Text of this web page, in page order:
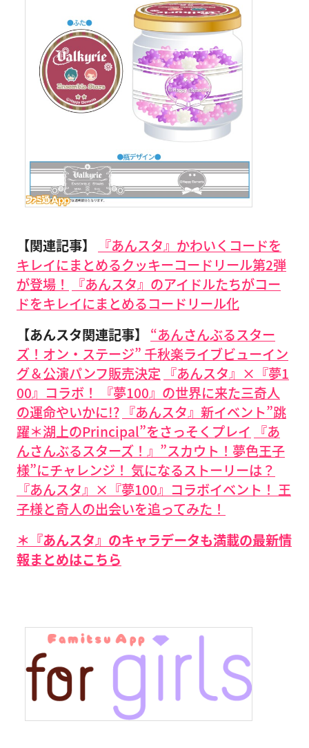
【関連記事】
『あんスタ』かわいくコードを
キレイにまとめるクッキーコードリール第2弾
が登場！
『あんスタ』のアイドルたちがコー
ドをキレイにまとめるコードリール化
【あんスタ関連記事】
“あんさんぶるスター
ズ！オン・ステージ” 千秋楽ライブビューイン
グ＆公演パンフ販売決定 『あんスタ』×『夢1
00』コラボ！ 『夢100』の世界に来た三奇人
の運命やいかに!? 『あんスタ』新イベント”跳
躍＊湖上のPrincipal”をさっそくプレイ
『あ
んさんぶるスターズ！』”スカウト！夢色王子
様”にチャレンジ！ 気になるストーリーは？
『あんスタ』×『夢100』コラボイベント！ 王
子様と奇人の出会いを追ってみた！
＊『あんスタ』のキャラデータも満載の最新情
報まとめはこちら